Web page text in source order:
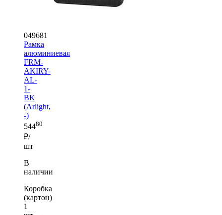
049681
Рамка
алюминиевая
FRM-
AKIRY-
AL-
1-
BK
(Arlight,
-)
54480
₽/
шт
В
наличии
Коробка
(картон)
1